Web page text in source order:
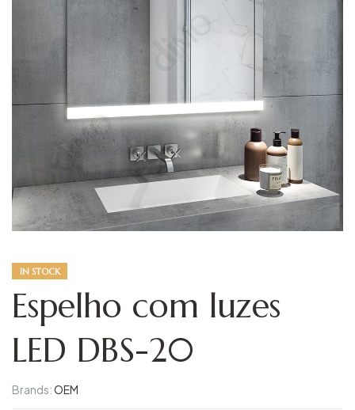
IN STOCK
Espelho com luzes
LED DBS-20
Brands:OEM